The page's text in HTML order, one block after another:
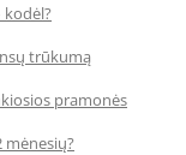
trūkumą
pramonės